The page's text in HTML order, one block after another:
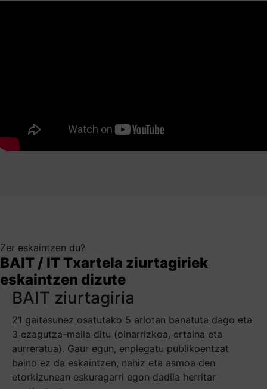
Zer eskaintzen du?
BAIT / IT Txartela ziurtagiriek
eskaintzen dizute
BAIT ziurtagiria
21 gaitasunez osatutako 5 arlotan banatuta dago eta
3 ezagutza-maila ditu (oinarrizkoa, ertaina eta
aurreratua). Gaur egun, enplegatu publikoentzat
baino ez da eskaintzen, nahiz eta asmoa den
etorkizunean eskuragarri egon dadila herritar